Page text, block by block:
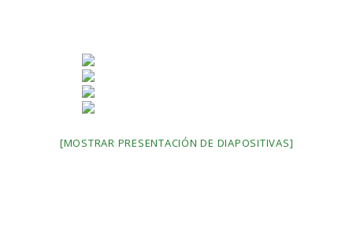
[MOSTRAR PRESENTACIÓN DE DIAPOSITIVAS]